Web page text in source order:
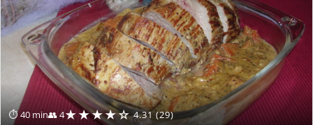
⏱ 40 min👥 4★★★★☆ 4.31 (29)